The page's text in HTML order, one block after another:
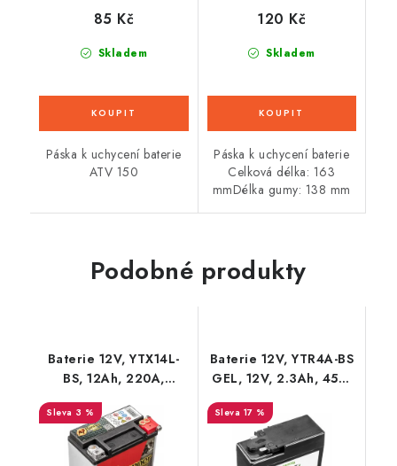
Skladem
85 Kč
Páska k uchycení baterie
ATV 150
Skladem
120 Kč
Páska k uchycení baterie
Celková délka: 163
mmDélka gumy: 138 mm
Podobné produkty
Baterie 12V, YTX14L-
BS, 12Ah, 220A,
AGM PRO 150x88x145
3 %
Baterie 12V, YTR4A-BS
GEL, 12V, 2.3Ah, 45A,
technologie 113x48x85
FULBAT (aktivovaná ve
výrobě)
17 %